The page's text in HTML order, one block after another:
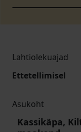
Lahtiolekuajad
Ettetellimisel
Asukoht
Kassikäpa,